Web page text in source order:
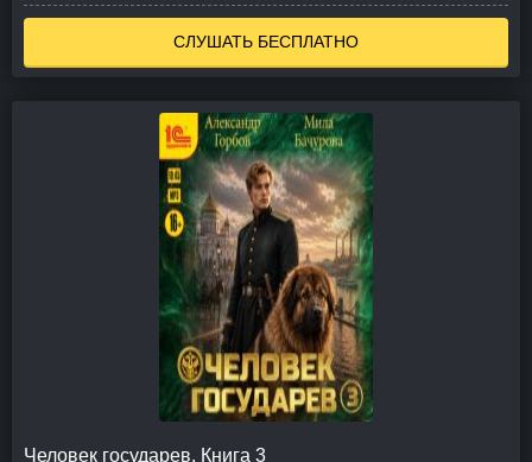
СЛУШАТЬ БЕСПЛАТНО
Человек государев. Книга 3